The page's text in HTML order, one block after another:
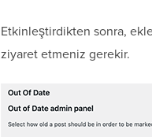
Etkinleştirdikten sonra,
ziyaret etmeniz gerekir.